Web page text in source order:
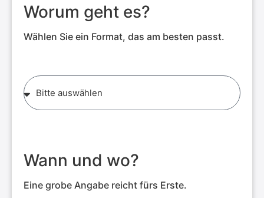
Worum geht es?
Wählen Sie ein Format, das am besten passt.
Wann und wo?
Eine grobe Angabe reicht fürs Erste.